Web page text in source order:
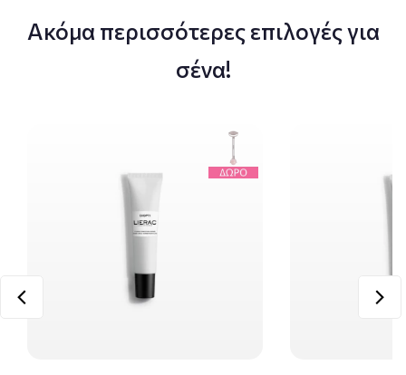
Ακόμα περισσότερες επιλογές για
σένα!